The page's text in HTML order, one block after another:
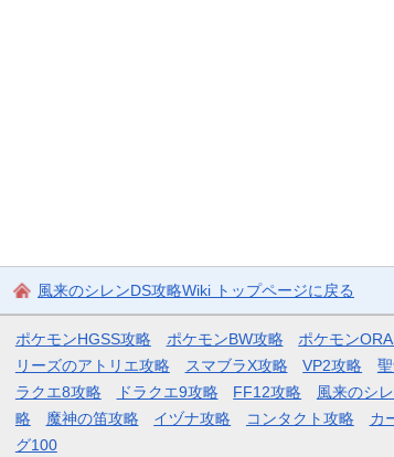
風来のシレンDS攻略Wiki トップページに戻る
ポケモンHGSS攻略 ポケモンBW攻略 ポケモン
リーズのアトリエ攻略
スマブラX攻略 VP2攻略
ラクエ8攻略
ドラクエ9攻略 FF12攻略 風来のシ
略
魔神の笛攻略 イヅナ攻略 コンタクト攻略 カ
グ100